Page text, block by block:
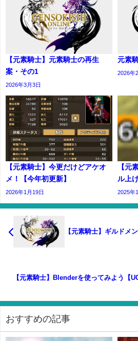
【元素騎士】元素騎士の再生
案・その1
2026年3月3日
元素
2026年
【元素騎士】今更だけどアケオ
メ！【今年初更新】
2026年1月19日
【元
ル上
2025年
【元素騎士】ギルドメ
【元素騎士】Blenderを使ってみよう【
おすすめの記事